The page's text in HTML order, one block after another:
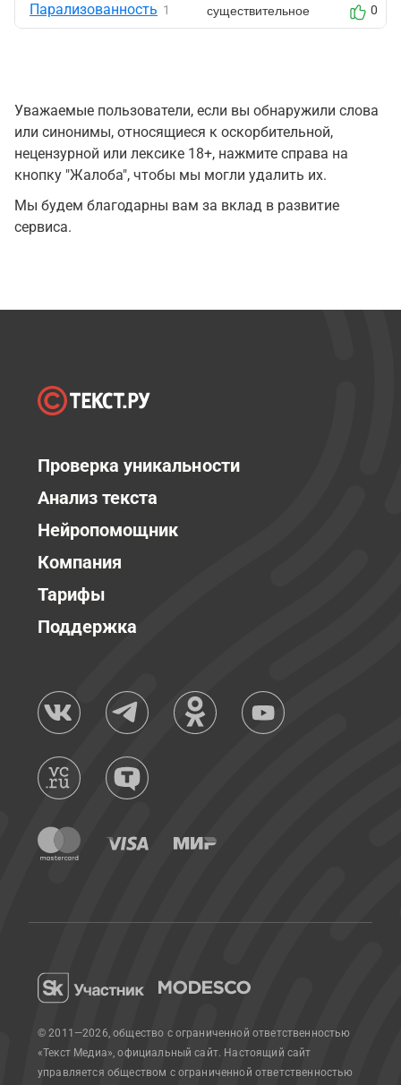
Парализованность 1 существительное 0
Уважаемые пользователи, если вы обнаружили слова
или синонимы, относящиеся к оскорбительной,
нецензурной или лексике 18+, нажмите справа на
кнопку "Жалоба", чтобы мы могли удалить их.
Мы будем благодарны вам за вклад в развитие
сервиса.
Проверка уникальности
Анализ текста
Нейропомощник
Компания
Тарифы
Поддержка
© 2011—2026, общество с ограниченной ответственностью
«Текст Медиа», официальный сайт. Настоящий сайт
управляется обществом с ограниченной ответственностью